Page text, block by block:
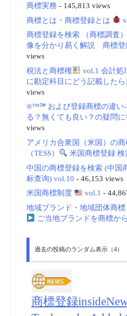
商標実務 - 145,813 views
商標とは・商標登録とは
商標登録を検索 （商標調査）
像を分かり易く解説 商標登
views
税法と商標権
vol.1 会計処
に勘定科目にどう記載した
views
®™℠ および登録商標の違い-
る？無くても良い？の疑問に
views
アメリカ合衆国（米国）の
（TESS）
米国商標登録 検
中国の商標登録を検索 (中国
标查询) vol.10 - 46,153 views
米国商標制度
vol.1 -
地域ブランド・地域団体商
ご当地ブランドを商標か
過去の投稿のランダム表示（4）
商標登録